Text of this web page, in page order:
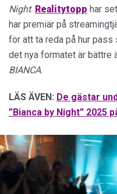
Night. Realitytopp har
har premiär på
för att ta reda på hur
det nya formatet är bättre
BIANCA.
LÄS ÄVEN: De gästar
”Bianca by Night” 2025